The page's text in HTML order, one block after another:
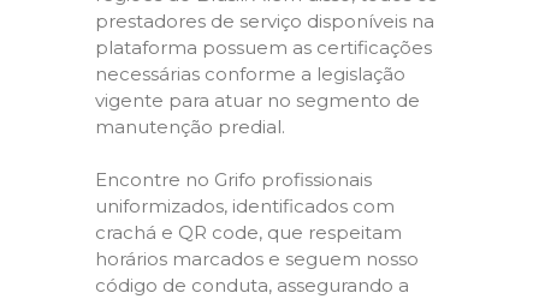
prestadores de serviço disponíveis na
plataforma possuem as certificações
necessárias conforme a legislação
vigente para atuar no segmento de
manutenção predial.
Encontre no Grifo profissionais
uniformizados, identificados com
crachá e QR code, que respeitam
horários marcados e seguem nosso
código de conduta, assegurando a